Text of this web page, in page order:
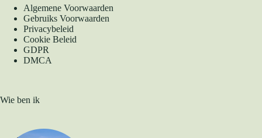
Algemene Voorwaarden
Gebruiks Voorwaarden
Privacybeleid
Cookie Beleid
GDPR
DMCA
Wie ben ik